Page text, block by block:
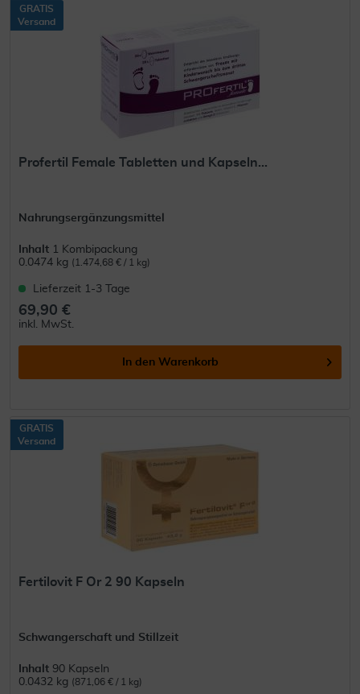
GRATIS
Versand
Profertil Female Tabletten und Kapseln...
Nahrungsergänzungsmittel
Inhalt 1 Kombipackung
0.0474 kg (1.474,68 € / 1 kg)
Lieferzeit 1-3 Tage
69,90 €
inkl. MwSt.
In den Warenkorb
GRATIS
Versand
Fertilovit F Or 2 90 Kapseln
Schwangerschaft und Stillzeit
Inhalt 90 Kapseln
0.0432 kg (871,06 € / 1 kg)